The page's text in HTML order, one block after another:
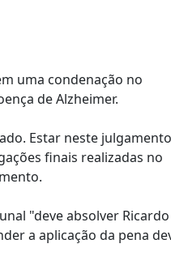
uma condenação no
de Alzheimer.
Estar neste
finais realizadas no
"deve absolver Ricardo
a aplicação da pena